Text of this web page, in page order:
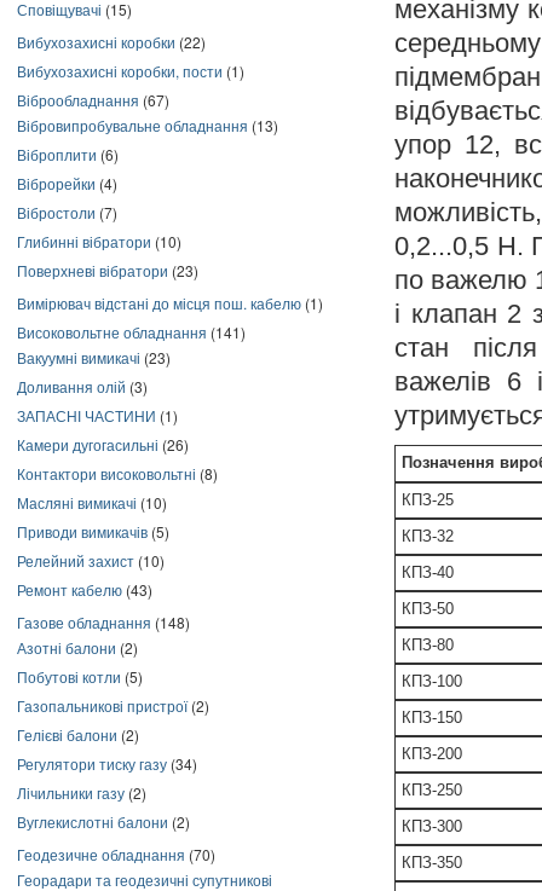
Сповіщувачі (15)
Вибухозахисні коробки (22)
Вибухозахисні коробки, пости (1)
Віброобладнання (67)
Вібровипробувальне обладнання (13)
Віброплити (6)
Віброрейки (4)
Вібростоли (7)
Глибинні вібратори (10)
Поверхневі вібратори (23)
Вимірювач відстані до місця пош. кабелю (1)
Високовольтне обладнання (141)
Вакуумні вимикачі (23)
Доливання олій (3)
ЗАПАСНІ ЧАСТИНИ (1)
Камери дугогасильні (26)
Контактори високовольтні (8)
Масляні вимикачі (10)
Приводи вимикачів (5)
Релейний захист (10)
Ремонт кабелю (43)
Газове обладнання (148)
Азотні балони (2)
Побутові котли (5)
Газопальникові пристрої(2)
Гелієві балони (2)
Регулятори тиску газу (34)
Лічильники газу (2)
Вуглекислотні балони (2)
Геодезичне обладнання (70)
Георадари та геодезичні супутникові
механізму
упор 12,
0,2...0,5 Н.
по важелю
і клапан 2
стан
важелів 6
Позначення
КПЗ-25
КПЗ-32
КПЗ-40
КПЗ-50
КПЗ-80
КПЗ-100
КПЗ-150
КПЗ-200
КПЗ-250
КПЗ-300
КПЗ-350